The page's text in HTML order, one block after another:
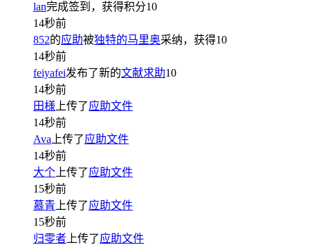
lan完成签到，获得积分10
14秒前
852的应助被独特的马里奥采纳，获得10
14秒前
feiyafei发布了新的文献求助10
14秒前
田様 上传了应助文件
14秒前
Ava 上传了应助文件
14秒前
大个 上传了应助文件
15秒前
慕青 上传了应助文件
15秒前
归零者 上传了应助文件